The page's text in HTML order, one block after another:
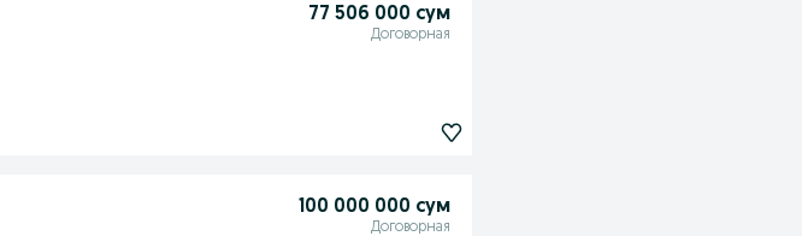
77 506 000 сум
Договорная
100 000 000 сум
Договорная